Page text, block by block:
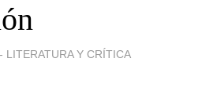
- LITERATURA Y CRÍTICA